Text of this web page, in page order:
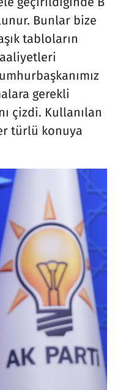
Bunlar bize
tabloların
gerekli
çizdi. Kullanılan
türlü konuya